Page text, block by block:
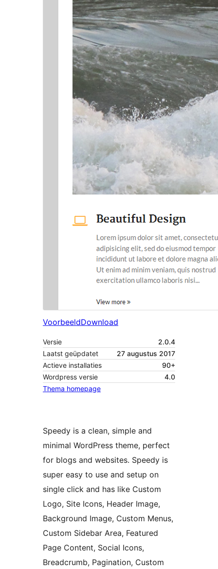
VoorbeeldDownload
Versie
2.0.4
Laatst geüpdatet
27 augustus 2017
Actieve installaties
90+
Wordpress versie
4.0
Thema homepage
Speedy is a clean, simple and
minimal WordPress theme, perfect
for blogs and websites. Speedy is
super easy to use and setup on
single click and has like Custom
Logo, Site Icons, Header Image,
Background Image, Custom Menus,
Custom Sidebar Area, Featured
Page Content, Social Icons,
Breadcrumb, Pagination, Custom